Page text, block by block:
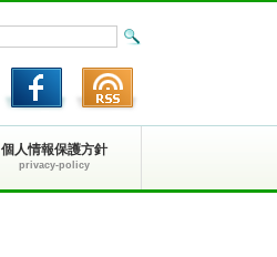
個人情報保護方針
privacy-policy